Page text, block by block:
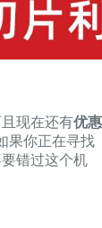
现在还有优惠
果你正在寻找
错过这个机